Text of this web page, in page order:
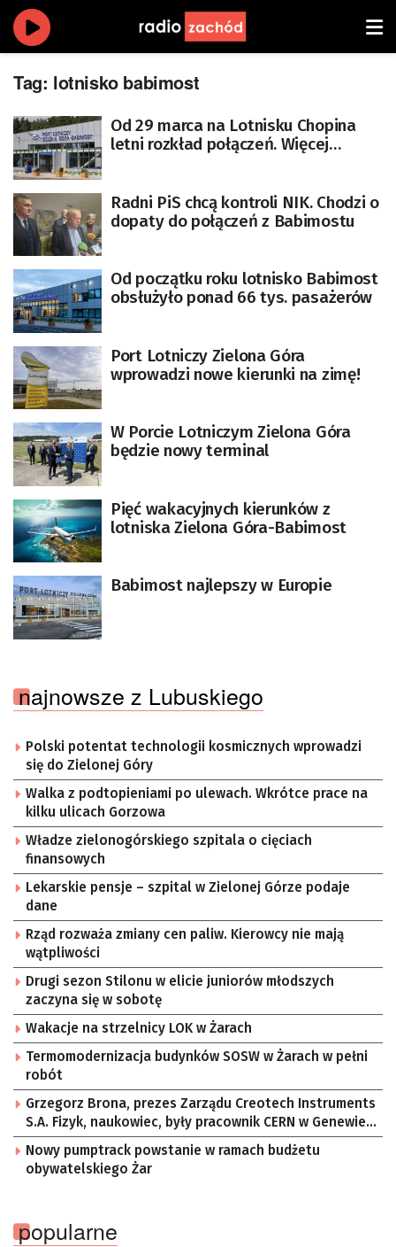
Tag: lotnisko babimost
Od 29 marca na Lotnisku Chopina
letni rozkład połączeń. Więcej
Radni PiS chcą kontroli NIK. Chodzi o
dopaty do połączeń z Babimostu
Od początku roku lotnisko Babimost
obsłużyło ponad 66 tys. pasażerów
Port Lotniczy Zielona Góra
wprowadzi nowe kierunki na zimę!
W Porcie Lotniczym Zielona Góra
będzie nowy terminal
Pięć wakacyjnych kierunków z
lotniska Zielona Góra-Babimost
Babimost najlepszy w Europie
najnowsze z Lubuskiego
Polski potentat technologii kosmicznych wprowadzi
się do Zielonej Góry
Walka z podtopieniami po ulewach. Wkrótce prace na
kilku ulicach Gorzowa
Władze zielonogórskiego szpitala o cięciach
finansowych
Lekarskie pensje – szpital w Zielonej Górze podaje
dane
Rząd rozważa zmiany cen paliw. Kierowcy nie mają
wątpliwości
Drugi sezon Stilonu w elicie juniorów młodszych
zaczyna się w sobotę
Wakacje na strzelnicy LOK w Żarach
Termomodernizacja budynków SOSW w Żarach w pełni
robót
Grzegorz Brona, prezes Zarządu Creotech Instruments
S.A. Fizyk, naukowiec, były pracownik CERN w Genewie,
przedsiębiorca i nauczyciel akademicki, doktor
habilitowany nauk fizycznych, koordynator Rady
Sektorowej ds. Kompetencji Przemysłu Lotniczo-
Nowy pumptrack powstanie w ramach budżetu
obywatelskiego Żar
popularne